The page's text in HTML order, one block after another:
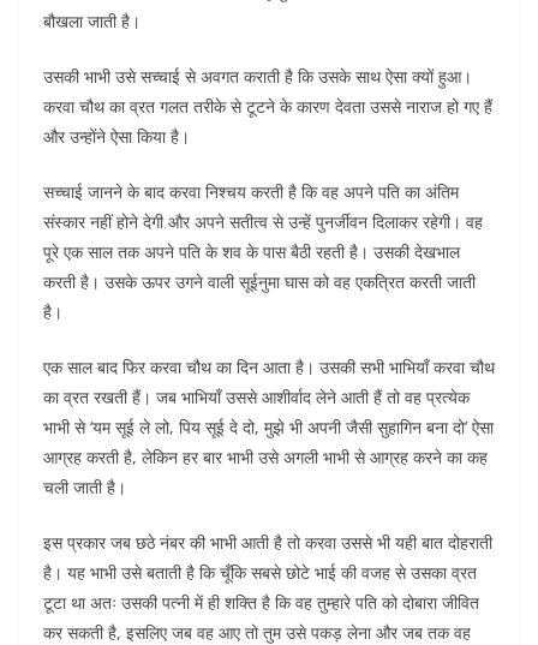
बौखला जाती है।
उसकी भाभी उसे सच्चाई से अवगत कराती है कि उसके साथ ऐसा क्यों हुआ।
करवा चौथ का व्रत गलत तरीके से टूटने के कारण देवता उससे नाराज हो गए हैं
और उन्होंने ऐसा किया है।
सच्चाई जानने के बाद करवा निश्चय करती है कि वह अपने पति का अंतिम
संस्कार नहीं होने देगी और अपने सतीत्व से उन्हें पुनर्जीवन दिलाकर रहेगी। वह
पूरे एक साल तक अपने पति के शव के पास बैठी रहती है। उसकी देखभाल
करती है। उसके ऊपर उगने वाली सूईनुमा घास को वह एकत्रित करती जाती
है।
एक साल बाद फिर करवा चौथ का दिन आता है। उसकी सभी भाभियाँ करवा चौथ
का व्रत रखती हैं। जब भाभियाँ उससे आशीर्वाद लेने आती हैं तो वह प्रत्येक
भाभी से ‘यम सूई ले लो, पिय सूई दे दो, मुझे भी अपनी जैसी सुहागिन बना दो’ ऐसा
आग्रह करती है, लेकिन हर बार भाभी उसे अगली भाभी से आग्रह करने का कह
चली जाती है।
इस प्रकार जब छठे नंबर की भाभी आती है तो करवा उससे भी यही बात दोहराती
है। यह भाभी उसे बताती है कि चूँकि सबसे छोटे भाई की वजह से उसका व्रत
टूटा था अतः उसकी पत्नी में ही शक्ति है कि वह तुम्हारे पति को दोबारा जीवित
कर सकती है, इसलिए जब वह आए तो तुम उसे पकड़ लेना और जब तक वह